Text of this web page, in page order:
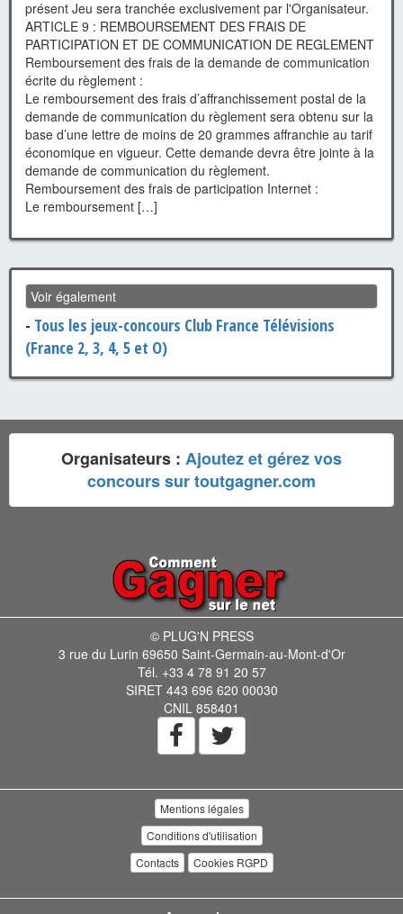
présent Jeu sera tranchée exclusivement par l'Organisateur.
ARTICLE 9 : REMBOURSEMENT DES FRAIS DE
PARTICIPATION ET DE COMMUNICATION DE REGLEMENT
Remboursement des frais de la demande de communication
écrite du règlement :
Le remboursement des frais d’affranchissement postal de la
demande de communication du règlement sera obtenu sur la
base d’une lettre de moins de 20 grammes affranchie au tarif
économique en vigueur. Cette demande devra être jointe à la
demande de communication du règlement.
Remboursement des frais de participation Internet :
Le remboursement […]
Voir également
- Tous les jeux-concours Club France Télévisions
(France 2, 3, 4, 5 et O)
Organisateurs : Ajoutez et gérez vos
concours sur toutgagner.com
© PLUG'N PRESS
3 rue du Lurin 69650 Saint-Germain-au-Mont-d'Or
Tél. +33 4 78 91 20 57
SIRET 443 696 620 00030
CNIL 858401
Mentions légales
Conditions d'utilisation
Contacts
Cookies RGPD